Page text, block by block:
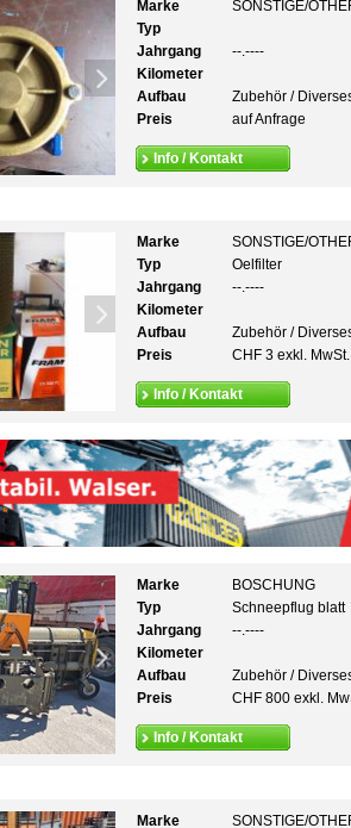
Marke
SONSTIGE/
Typ
Jahrgang
--.----
Kilometer
Aufbau
Zubehör /
Preis
auf Anfrage
Info / Kontakt
Marke
SONSTIGE/
Typ
Oelfilter
Jahrgang
--.----
Kilometer
Aufbau
Zubehör /
Preis
CHF 3 exkl. MwSt.
Info / Kontakt
Marke
BOSCHUNG
Typ
Schneepflug blatt
Jahrgang
--.----
Kilometer
Aufbau
Zubehör /
Preis
CHF 800 exkl.
Info / Kontakt
Marke SONSTIGE/